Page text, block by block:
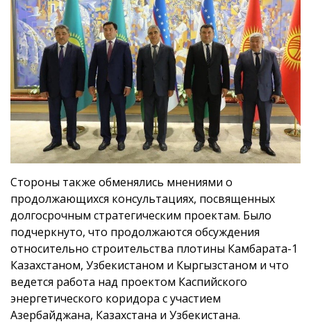
Стороны также обменялись мнениями о
продолжающихся консультациях, посвященных
долгосрочным стратегическим проектам. Было
подчеркнуто, что продолжаются обсуждения
относительно строительства плотины Камбарата-1
Казахстаном, Узбекистаном и Кыргызстаном и что
ведется работа над проектом Каспийского
энергетического коридора с участием
Азербайджана, Казахстана и Узбекистана.